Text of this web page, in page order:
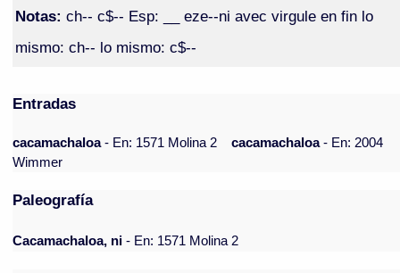
Notas: ch-- c$-- Esp: __ eze--ni avec virgule en fin lo
mismo: ch-- lo mismo: c$--
Entradas
cacamachaloa- En: 1571 Molina 2 cacamachaloa- En: 2004
Wimmer
Paleografía
Cacamachaloa, ni - En: 1571 Molina 2